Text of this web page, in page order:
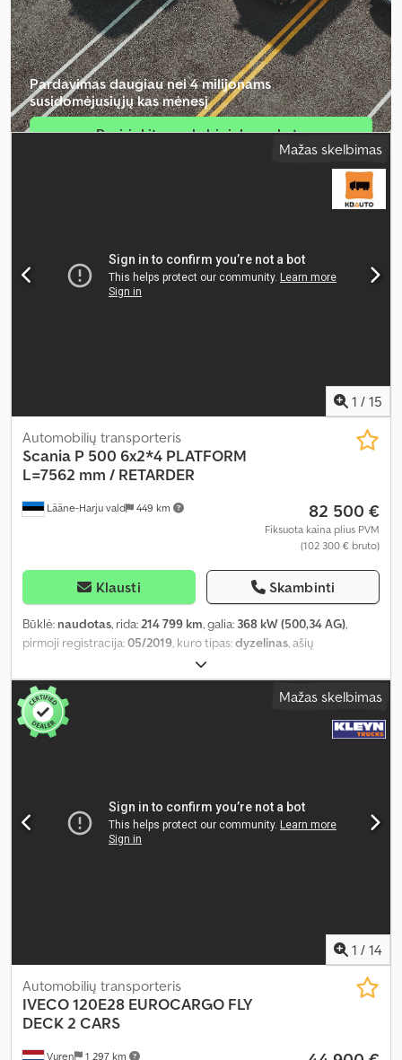
Pardavimas daugiau nei 4 milijonams
susidomėjusiųjų kas mėnesį
Pasirinkite prekybininko paketą
Mažas skelbimas
1 / 15
Lääne-Harju vald 449 km
Automobilių transporteris
Scania P 500 6x2*4 PLATFORM
L=7562 mm / RETARDER
82 500 €
Fiksuota kaina plius PVM
(102 300 € bruto)
Klausti Skambinti
Būklė: naudotas, rida:214 799 km, galia: 368 kW (500,34 AG),
pirmoji registracija:05/2019, kuro tipas:dyzelinas, ašių
4 750 mm
retarderis, pavaros tipas:automatinis, emisijos klasė:Euro 6,
pakaba:oras , bendras plotis:2 550 mm,
Gamybos metai:
autonominis šildytuvas, borto
kompiuteris, centrinis užraktas, diferencialo užraktas, elektrinis
Mažas skelbimas
1 / 14
Vuren 1 297 km
Automobilių transporteris
IVECO120E28 EUROCARGO FLY
DECK 2 CARS